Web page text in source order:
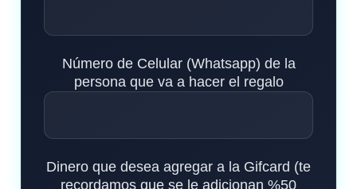
Número de Celular (Whatsapp) de la
persona que va a hacer el regalo
Dinero que desea agregar a la Gifcard (te
recordamos que se le adicionan %50